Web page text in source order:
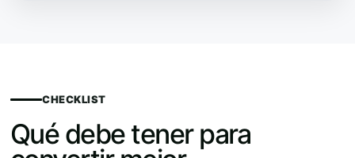
CHECKLIST
Qué debe tener para